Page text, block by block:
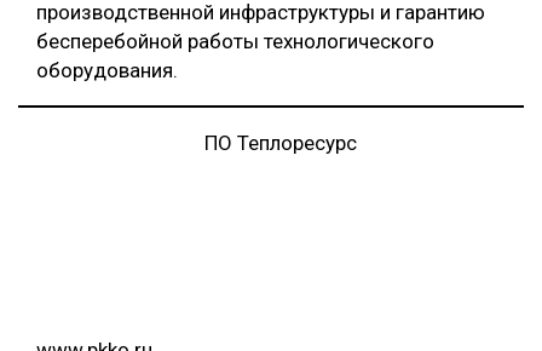
производственной инфраструктуры и гарантию
бесперебойной работы технологического
оборудования.
ПО Теплоресурс